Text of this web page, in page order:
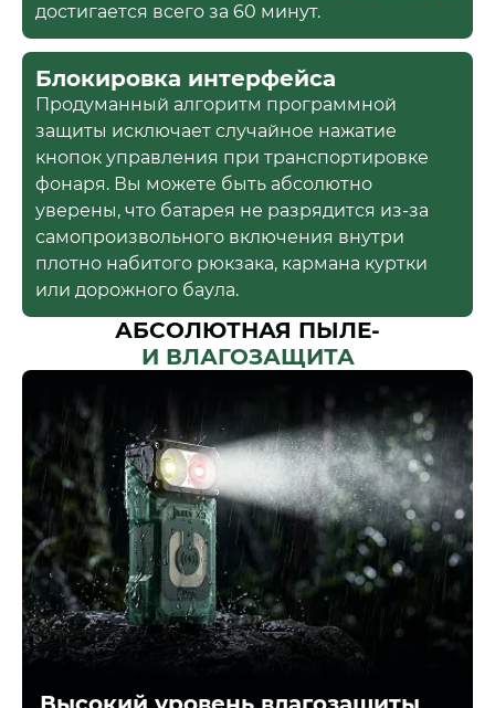
достигается всего за 60 минут.
Блокировка интерфейса
Продуманный алгоритм программной
защиты исключает случайное нажатие
кнопок управления при транспортировке
фонаря. Вы можете быть абсолютно
уверены, что батарея не разрядится из-за
самопроизвольного включения внутри
плотно набитого рюкзака, кармана куртки
или дорожного баула.
АБСОЛЮТНАЯ ПЫЛЕ-
И ВЛАГОЗАЩИТА